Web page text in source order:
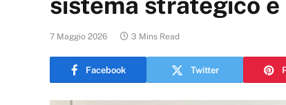
7 Maggio 2026 3 Mins Read
Facebook Twitter